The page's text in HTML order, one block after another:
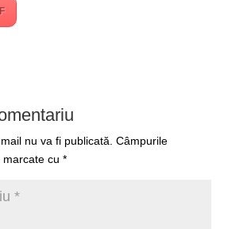
nu va fi publicată. Câmpurile
cu *